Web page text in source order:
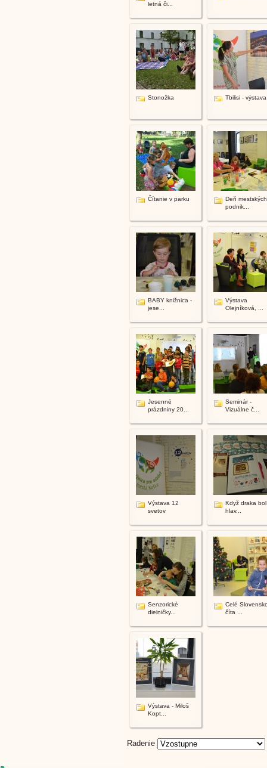
letná či...
Stonožka Tbilisi - výstava
Čítanie v parku
Deň mestských
podnik...
BABY knižnica -
jese...
Výstava
Olejníková, ...
Jesenné
prázdniny 20...
Seminár -
Vizuálne č...
Výstava 12
svetov
Když draka
hlav...
Senzorické
dielničky...
Celé
číta ...
Výstava - Miloš
Kopt...
Radenie